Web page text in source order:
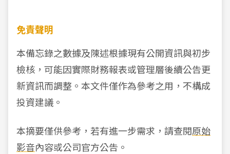
免責聲明
本備忘錄之數據及陳述根據現有公開資訊與初步
檢核，可能因實際財務報表或管理層後續公告更
新資訊而調整。本文件僅作為參考之用，不構成
投資建議。
本摘要僅供參考，若有進一步需求，請查閱原始
影音內容或公司官方公告。